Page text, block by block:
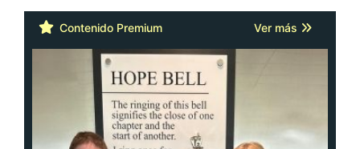
Contenido Premium Ver más